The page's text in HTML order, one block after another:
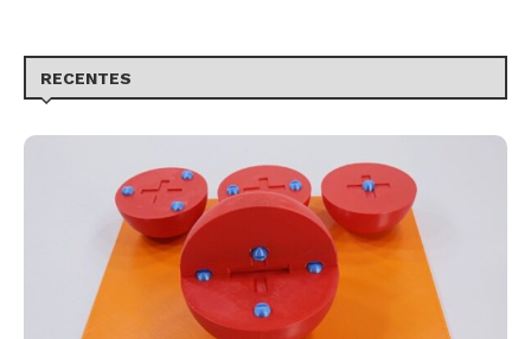
RECENTES